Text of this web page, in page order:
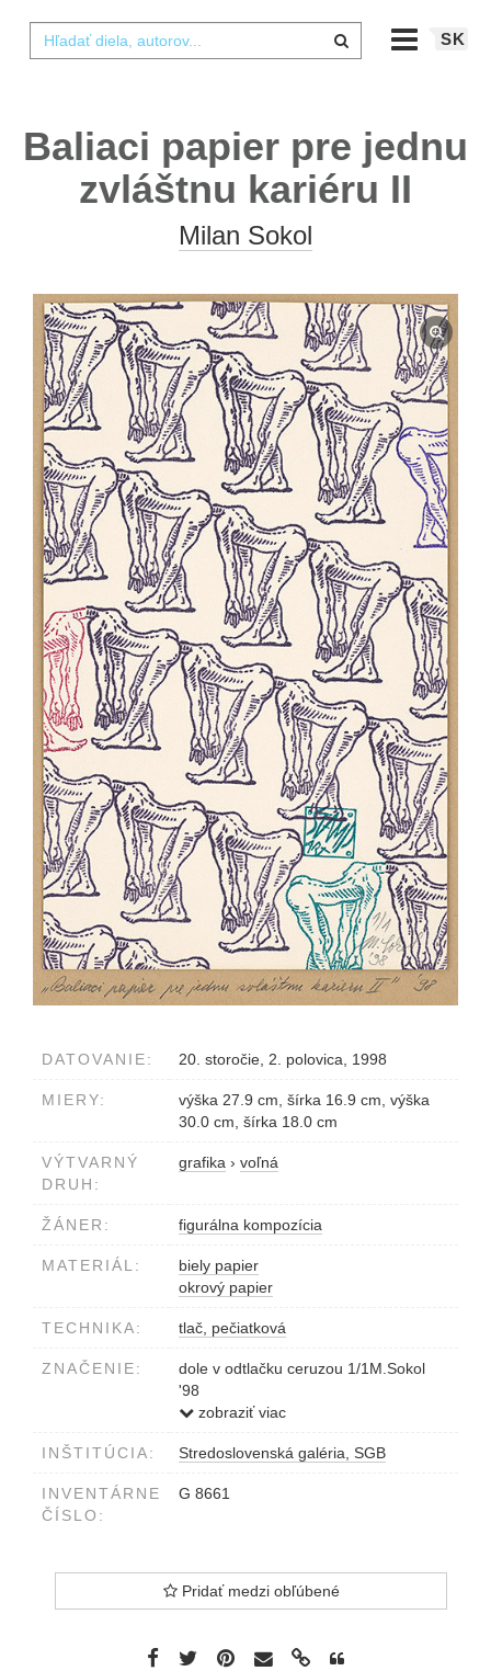
SK
Baliaci papier pre jednu
zvláštnu kariéru II
Milan Sokol
DATOVANIE: 20. storočie, 2. polovica, 1998
MIERY:
výška 27.9 cm, šírka 16.9 cm, výška
30.0 cm, šírka 18.0 cm
VÝTVARNÝ
DRUH:
grafika › voľná
ŽÁNER: figurálna kompozícia
MATERIÁL:
biely papier
okrový papier
TECHNIKA: tlač, pečiatková
ZNAČENIE:
dole v odtlačku ceruzou 1/1M.Sokol
'98
dole na okrovom papieri ceruzou
kariéru II.' '98
zobraziť viac
INŠTITÚCIA: Stredoslovenská galéria, SGB
INVENTÁRNE
ČÍSLO:
G 8661
Pridať medzi obľúbené